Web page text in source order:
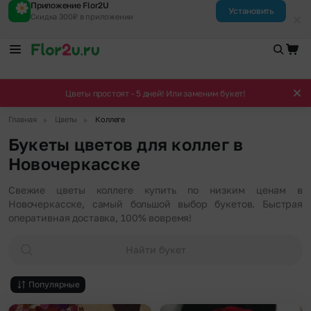
Приложение Flor2U
Скидка 300₽ в приложении
Установить
Цветы простоят - 5 дней! Или заменим букет!
Главная Цветы Коллеге
Букеты цветов для коллег в
Новочеркасске
Свежие цветы коллеге купить по низким ценам в
Новочеркасске, самый большой выбор букетов. Быстрая
оперативная доставка, 100% вовремя!
Найти букет
Популярные